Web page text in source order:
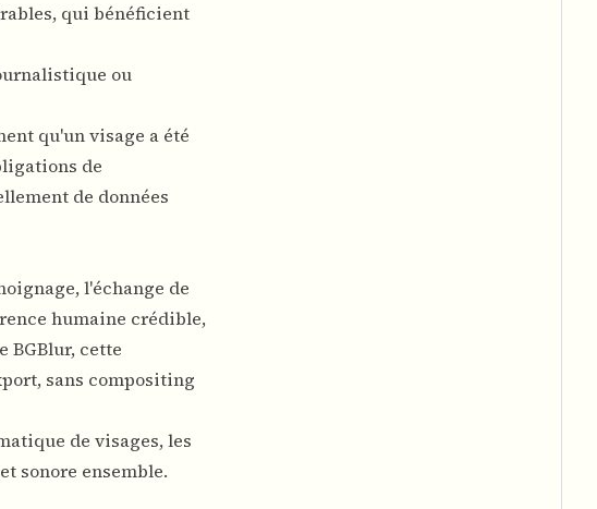
qui bénéficient
ou
qu'un visage a été
de
de données
l'échange de
humaine crédible,
BGBlur, cette
sans compositing
de visages, les
sonore ensemble.